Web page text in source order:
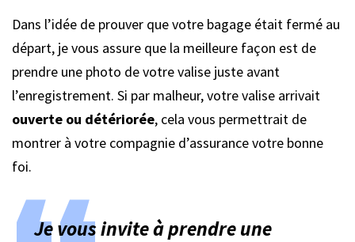
Dans l’idée de prouver que votre bagage était fermé au
départ, je vous assure que la meilleure façon est de
prendre une photo de votre valise juste avant
l’enregistrement. Si par malheur, votre valise arrivait
ouverte ou détériorée, cela vous permettrait de
montrer à votre compagnie d’assurance votre bonne
foi.
Je vous invite à prendre une